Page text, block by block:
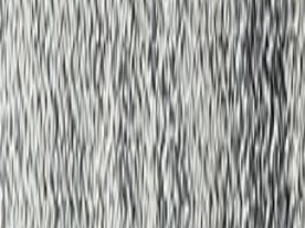
¥5,400 / ㎡ 税抜¥5,400/ ㎡[税抜]
サンプル請求
new
メーカー
東リ株式会社